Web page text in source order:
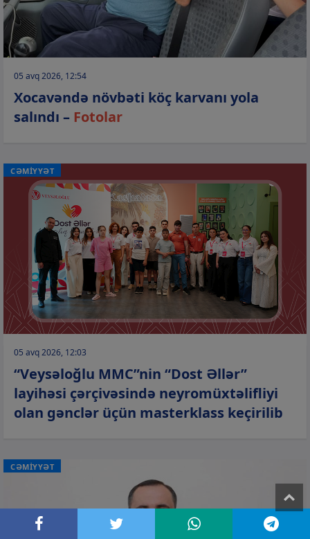
05 avq 2026, 12:54
Xocavəndə növbəti köç karvanı yola
salındı – Fotolar
CƏMİYYƏT
05 avq 2026, 12:03
“Veysəloğlu MMC”nin “Dost Əllər”
layihəsi çərçivəsində neyromüxtəlifliyi
olan gənclər üçün masterklass keçirilib
CƏMİYYƏT